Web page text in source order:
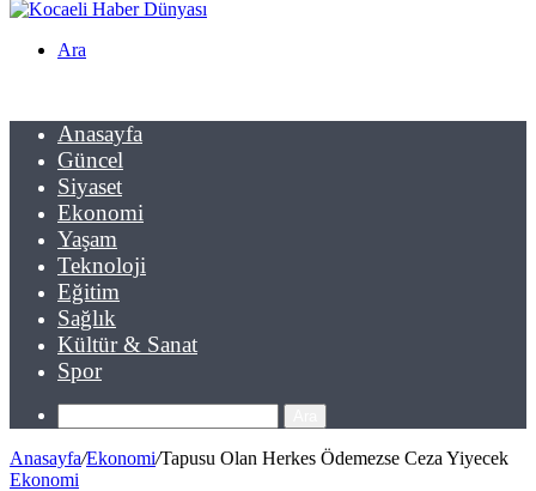
Ara
Anasayfa
Güncel
Siyaset
Ekonomi
Yaşam
Teknoloji
Eğitim
Sağlık
Kültür & Sanat
Spor
Anasayfa/Ekonomi/Tapusu Olan Herkes Ödemezse Ceza Yiyecek
Ekonomi